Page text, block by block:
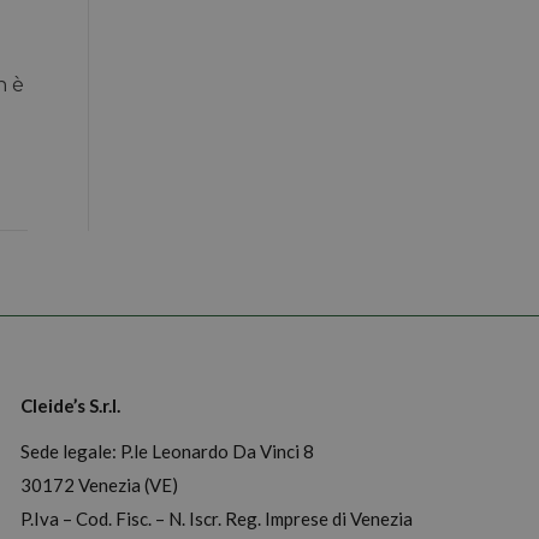
è
Cleide’s S.r.l.
Sede legale: P.le Leonardo Da Vinci 8
30172 Venezia (VE)
P.Iva – Cod. Fisc. – N. Iscr. Reg. Imprese di Venezia